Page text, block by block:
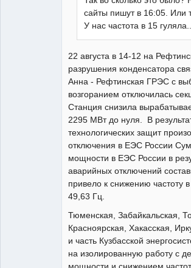
сайты пишут в 16:05. Или
У нас частота в 15 гуляла...
22 августа в 14-12 на
разрушения конденсатора
Анна - Рефтинская ГРЭС с
возгоранием отключилась
Станция снизила
2295 МВт до нуля. В
технологических защит
отключения в ЕЭС России
мощности в ЕЭС России в
аварийных отключений
привело к снижению частоту
49,63 Гц.
Тюменская, Забайкальская,
Красноярская, Хакасская,
и часть Кузбасской
на изолированную работу с